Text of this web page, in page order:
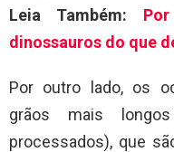
Leia Também:
dinossauros do que
Por outro lado, os
grãos mais
processados), que